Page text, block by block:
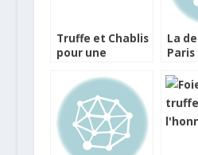
Truffe et Chablis
pour une
fêtes
La
Paris